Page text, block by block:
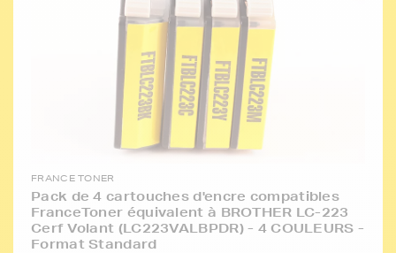
FRANCE TONER
Pack de 4 cartouches d'encre compatibles
FranceToner équivalent à BROTHER LC-223
Cerf Volant (LC223VALBPDR) - 4 COULEURS -
Format Standard